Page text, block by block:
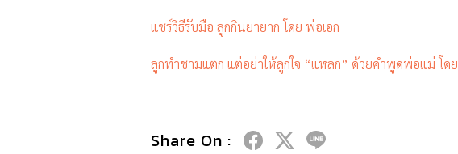
แชร์วิธีรับมือ ลูกกินยายาก โดย พ่อเอก
ลูกทำชามแตก แต่อย่าให้ลูกใจ “แหลก” ด้วยคำพูดพ่อแม่ โด
Share On :